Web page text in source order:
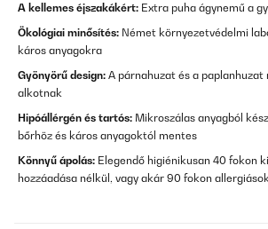
A kellemes éjszakákért: Extra puha ágynemű a
Ökológiai minősítés: Német környezetvédelmi
káros anyagokra
Gyönyörű design: A párnahuzat és a
alkotnak
Hipóállérgén és tartós: Mikroszálas anyagból
bőrhöz és káros anyagoktól mentes
Könnyű ápolás: Elegendő higiénikusan 40 fokon
hozzáadása nélkül, vagy akár 90 fokon